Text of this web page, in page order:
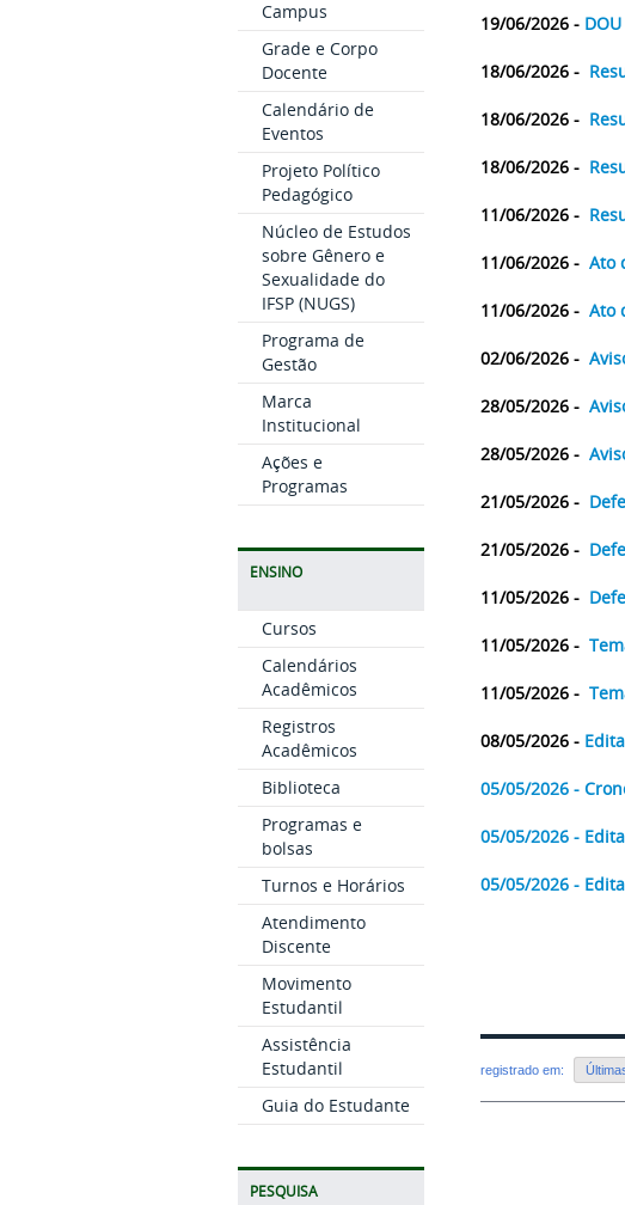
Campus
Grade e Corpo
Docente
Calendário de
Eventos
Projeto Político
Pedagógico
Núcleo de Estudos
sobre Gênero e
Sexualidade do
IFSP (NUGS)
Programa de
Gestão
Marca
Institucional
Ações e
Programas
ENSINO
Cursos
Calendários
Acadêmicos
Registros
Acadêmicos
Biblioteca
Programas e
bolsas
Turnos e Horários
Atendimento
Discente
Movimento
Estudantil
Assistência
Estudantil
Guia do Estudante
PESQUISA
19/06/2026 -
18/06/2026 -
18/06/2026 -
18/06/2026 -
11/06/2026 -
11/06/2026 - Ato
11/06/2026 - Ato
02/06/2026 -
28/05/2026 -
28/05/2026 -
21/05/2026 -
21/05/2026 -
11/05/2026 -
11/05/2026 -
11/05/2026 -
08/05/2026 -
05/05/2026 -
05/05/2026 -
05/05/2026 -
registrado em: